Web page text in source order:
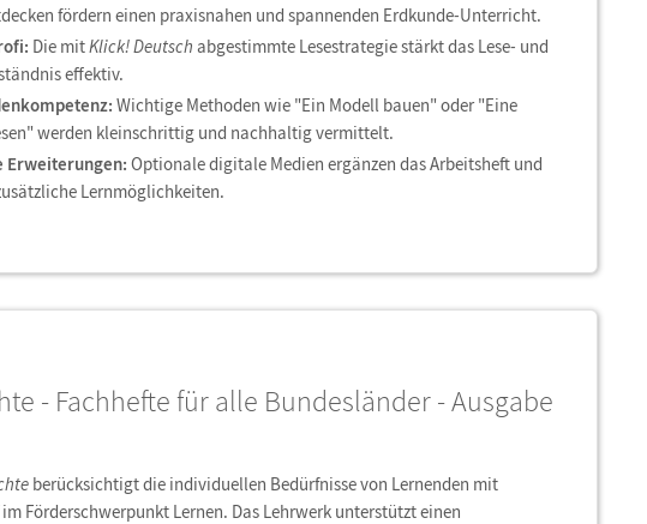
fördern einen praxisnahen und spannenden Erdkunde-Unterricht.
Die mitKlick! Deutsch abgestimmte Lesestrategie stärkt das Lese- und
effektiv.
Wichtige Methoden wie "Ein Modell bauen" oder "Eine
werden kleinschrittig und nachhaltig vermittelt.
Erweiterungen: Optionale digitale Medien ergänzen das Arbeitsheft und
Lernmöglichkeiten.
- Fachhefte für alle Bundesländer - Ausgabe
berücksichtigt die individuellen Bedürfnisse von Lernenden mit
Förderschwerpunkt Lernen. Das Lehrwerk unterstützt einen